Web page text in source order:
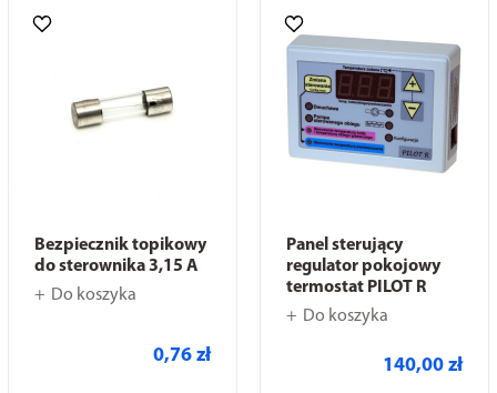
Bezpiecznik topikowy
do sterownika 3,15 A
Do koszyka
0,76 zł
Panel sterujący
regulator pokojowy
termostat PILOT R
Do koszyka
140,00 zł